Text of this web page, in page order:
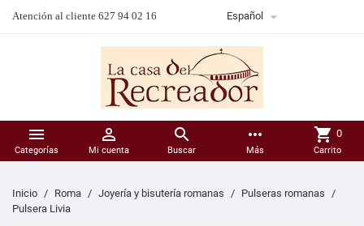
Atención al cliente 627 94 02 16 Español 

Categorías

Mi cuenta

Buscar
more_horiz
Más
shopping_cart 0
Carrito
Inicio Roma Joyería y bisutería romanas
Pulseras romanas
Pulsera Livia